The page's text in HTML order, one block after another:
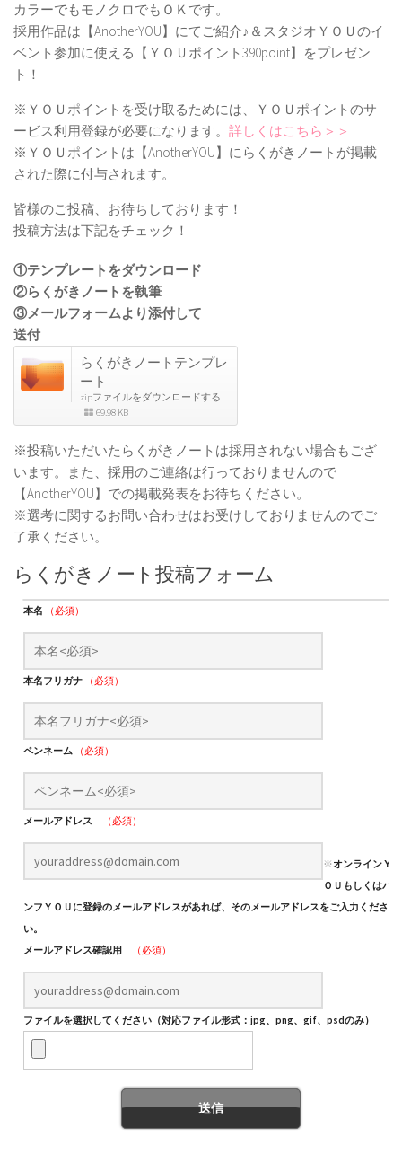
カラーでもモノクロでもＯＫです。
採用作品は【AnotherYOU】にてご紹介♪＆スタジオＹＯＵのイ
ベント参加に使える【ＹＯＵポイント390point】をプレゼン
ト！
※ＹＯＵポイントを受け取るためには、ＹＯＵポイントのサ
ービス利用登録が必要になります。 詳しくはこちら＞＞
※ＹＯＵポイントは【AnotherYOU】にらくがきノートが掲載
された際に付与されます。
皆様のご投稿、お待ちしております！
投稿方法は下記をチェック！
①テンプレートをダウンロード
②らくがきノートを執筆
③メールフォームより添付して
送付
らくがきノートテンプレ
ート
zipファイルをダウンロードする
69.98 KB
※投稿いただいたらくがきノートは採用されない場合もござ
います。また、採用のご連絡は行っておりませんので
【AnotherYOU】での掲載発表をお待ちください。
※選考に関するお問い合わせはお受けしておりませんのでご
了承ください。
らくがきノート投稿フォーム
本名 （必須）
本名フリガナ （必須）
ペンネーム （必須）
メールアドレス （必須）
※オンラインＹ
ＯＵもしくはパ
ンフＹＯＵに登録のメールアドレスがあれば、そのメールアドレスをご入力くださ
い。
メールアドレス確認用
（必須）
ファイルを選択してください（対応ファイル形式：jpg、png、gif、psdのみ）